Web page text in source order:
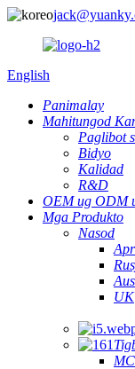
English
Panimalay
Mahitungod
Paglibot
Bidyo
Kalidad
R&D
OEM ug ODM
Mga Produkto
Nasod
UK